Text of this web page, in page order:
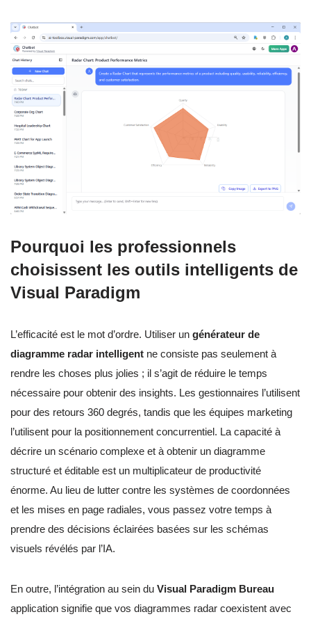
Pourquoi les professionnels
choisissent les outils intelligents de
Visual Paradigm
L’efficacité est le mot d’ordre. Utiliser un générateur de
diagramme radar intelligent ne consiste pas seulement à
rendre les choses plus jolies ; il s’agit de réduire le temps
nécessaire pour obtenir des insights. Les gestionnaires l’utilisent
pour des retours 360 degrés, tandis que les équipes marketing
l’utilisent pour la positionnement concurrentiel. La capacité à
décrire un scénario complexe et à obtenir un diagramme
structuré et éditable est un multiplicateur de productivité
énorme. Au lieu de lutter contre les systèmes de coordonnées
et les mises en page radiales, vous passez votre temps à
prendre des décisions éclairées basées sur les schémas
visuels révélés par l’IA.
En outre, l’intégration au sein du Visual Paradigm Bureau
application signifie que vos diagrammes radar coexistent avec